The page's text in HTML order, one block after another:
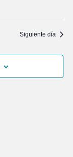
Siguiente día